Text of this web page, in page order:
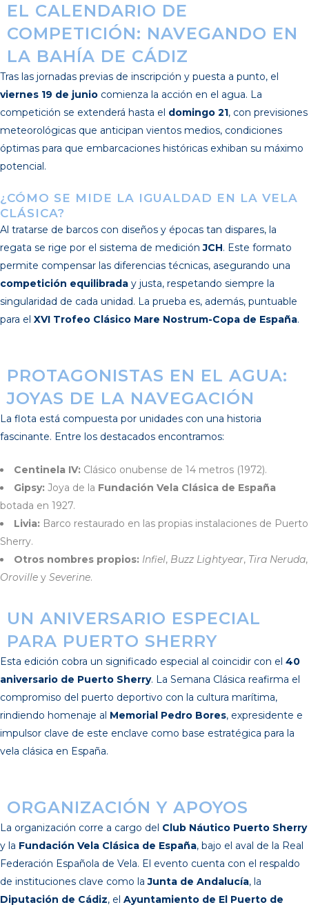
EL CALENDARIO DE
COMPETICIÓN: NAVEGANDO EN
LA BAHÍA DE CÁDIZ
Tras las jornadas previas de inscripción y puesta a punto, el
viernes 19 de junio comienza la acción en el agua. La
competición se extenderá hasta el domingo 21, con previsiones
meteorológicas que anticipan vientos medios, condiciones
óptimas para que embarcaciones históricas exhiban su máximo
potencial.
¿CÓMO SE MIDE LA IGUALDAD EN LA VELA
CLÁSICA?
Al tratarse de barcos con diseños y épocas tan dispares, la
regata se rige por el sistema de mediciónJCH. Este formato
permite compensar las diferencias técnicas, asegurando una
competición equilibrada y justa, respetando siempre la
singularidad de cada unidad. La prueba es, además, puntuable
para el XVI Trofeo Clásico Mare Nostrum-Copa de España.
PROTAGONISTAS EN EL AGUA:
JOYAS DE LA NAVEGACIÓN
La flota está compuesta por unidades con una historia
fascinante. Entre los destacados encontramos:
Centinela IV: Clásico onubense de 14 metros (1972).
Gipsy: Joya de la Fundación Vela Clásica de España
botada en 1927.
Livia: Barco restaurado en las propias instalaciones de Puerto
Sherry.
Otros nombres propios: Infiel, Buzz Lightyear, Tira Neruda,
Oroville y Severine.
UN ANIVERSARIO ESPECIAL
PARA PUERTO SHERRY
Esta edición cobra un significado especial al coincidir con el 40
aniversario de Puerto Sherry. La Semana Clásica reafirma el
compromiso del puerto deportivo con la cultura marítima,
rindiendo homenaje al Memorial Pedro Bores, expresidente e
impulsor clave de este enclave como base estratégica para la
vela clásica en España.
ORGANIZACIÓN Y APOYOS
La organización corre a cargo del Club Náutico Puerto Sherry
y la Fundación Vela Clásica de España, bajo el aval de la Real
Federación Española de Vela. El evento cuenta con el respaldo
de instituciones clave como laJunta de Andalucía, la
Diputación de Cádiz, el Ayuntamiento de El Puerto de